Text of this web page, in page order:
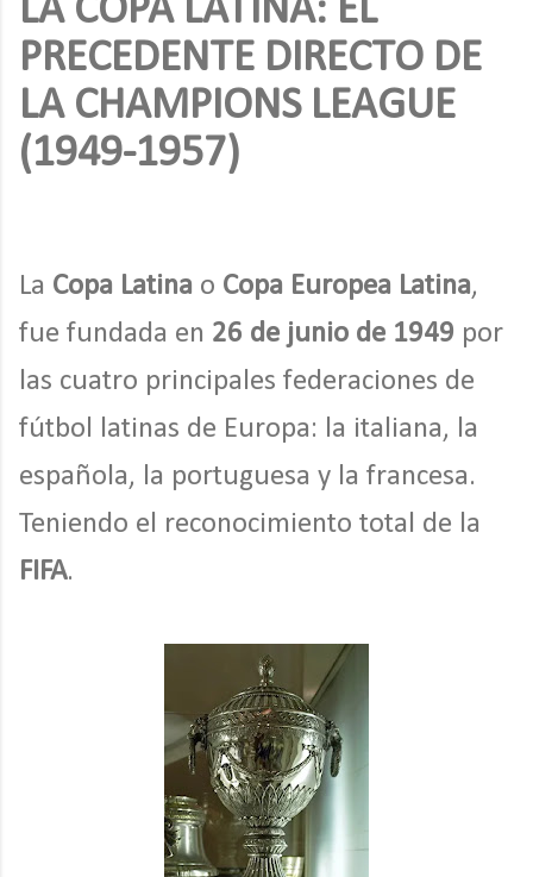
LA COPA LATINA: EL
PRECEDENTE DIRECTO DE
LA CHAMPIONS LEAGUE
(1949-1957)
La Copa Latina o Copa Europea Latina,
fue fundada en 26 de junio de 1949 por
las cuatro principales federaciones de
fútbol latinas de Europa: la italiana, la
española, la portuguesa y la francesa.
Teniendo el reconocimiento total de la
FIFA.